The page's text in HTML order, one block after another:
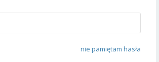
nie pamiętam hasła